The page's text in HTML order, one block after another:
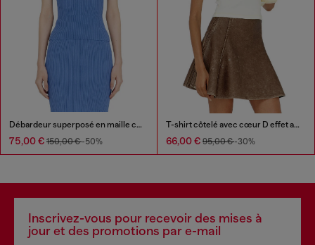
Débardeur superposé en maille côtelée
75,00 € 150,00 €-50%
T-shirt côtelé avec cœur D effet aquarelle
66,00 € 95,00 €-30%
Inscrivez-vous pour recevoir des mises à
jour et des promotions par e-mail